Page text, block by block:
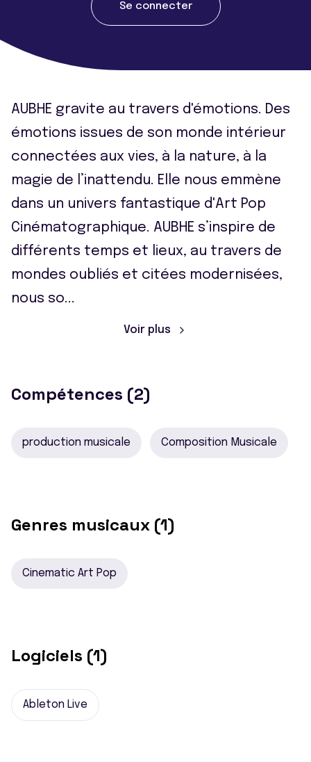
Se connecter
AUBHE gravite au travers d'émotions. Des
émotions issues de son monde intérieur
connectées aux vies, à la nature, à la
magie de l’inattendu. Elle nous emmène
dans un univers fantastique d'Art Pop
Cinématographique. AUBHE s’inspire de
différents temps et lieux, au travers de
mondes oubliés et citées modernisées,
nous so...
Voir plus
Compétences (2)
production musicale Composition Musicale
Genres musicaux (1)
Cinematic Art Pop
Logiciels (1)
Ableton Live